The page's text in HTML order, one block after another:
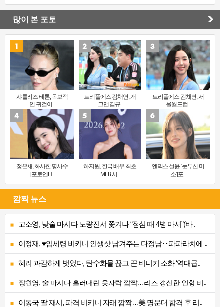
많이 본 포토
샤를리즈 테론, 독보적
인 귀걸이..
트리플에스 김채연, 개
그맨 김규..
트리플에스 김채연, 서
울월드컵..
정은채, 화사한 명사수
[포토엔H..
하지원, 한국 배우 최초
MLB 시..
엔믹스 설윤 ‘눈부신 미
소’[포..
깜짝 뉴스
고소영, 낮술 마시다 노량진서 쫓겨나 “점심 때 4병 마셔”(바..
이정재, ♥임세령 비키니 인생샷 남겨주는 다정남‥파파라치에 ..
혜리 과감하게 벗었다, 탄수화물 끊고 끈 비니키 소화 ‘역대급..
장원영, 술 마시다 흘러내린 옷자락 깜짝…리즈 갱신한 인형 비..
이동국 딸 재시, 파격 비키니 자태 깜짝…美 명문대 합격 후 리..